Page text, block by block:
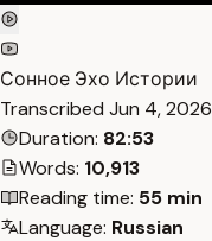
Сонное Эхо Истории
Transcribed Jun 4, 2026
Duration: 82:53
Words: 10,913
Reading time: 55 min
Language: Russian